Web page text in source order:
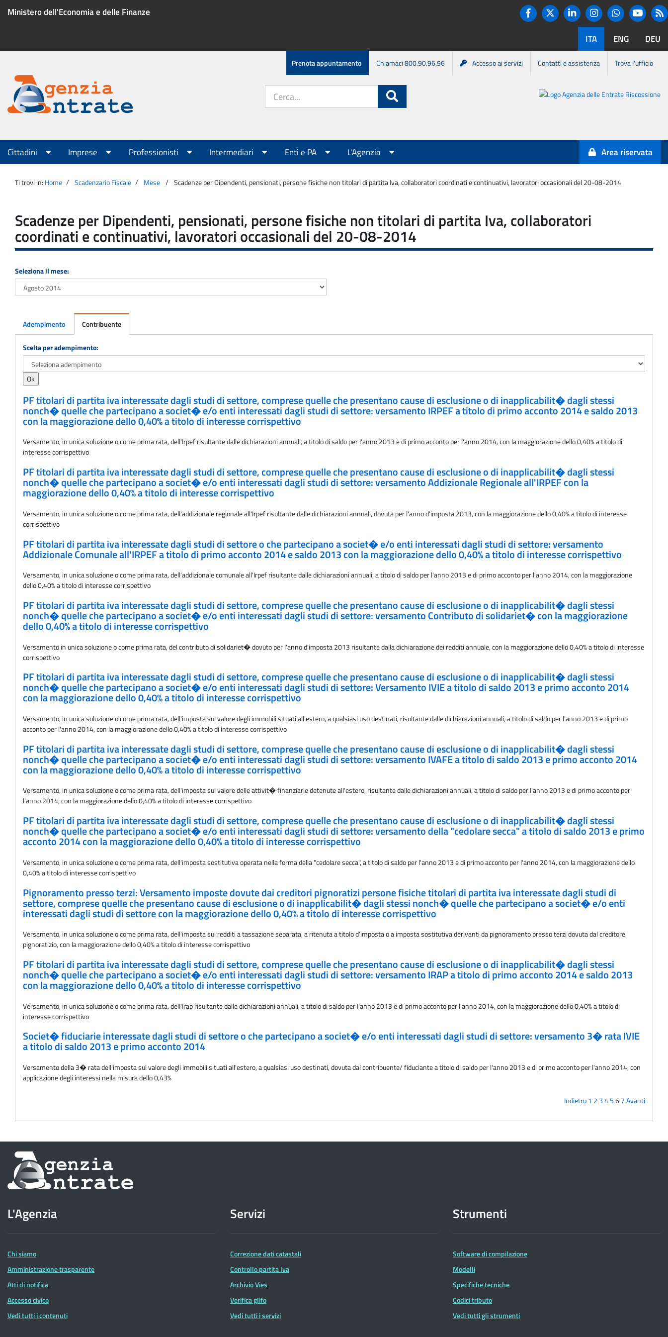
Ministero dell'Economia e delle Finanze
Twitter
LinkedinInstagram
ITA ENG DEU
Menu
servizio
Prenota appuntamento Chiamaci 800.90.96.96 Accesso ai servizi Contatti e assistenza Trova l'ufficio
Agenzia
Entrate
sito:
Agenzia
Entrate-
Riscossione
Menu
principale
Cittadini Imprese Professionisti Intermediari Enti e PA L'Agenzia Area riservata
Ti trovi in: Home Scadenzario Fiscale Mese Scadenze per Dipendenti, pensionati, persone fisiche non titolari di partita Iva, collaboratori coordinati e continuativi, lavoratori occasionali del 20-08-2014
Scadenze per Dipendenti, pensionati, persone fisiche non titolari di partita Iva, collaboratori
coordinati e continuativi, lavoratori occasionali del 20-08-2014
Seleziona il mese:
Adempimento Contribuente
Adempimento
Scelta per adempimento:
PF titolari di partita iva interessate dagli studi di settore, comprese quelle che presentano cause di esclusione o di inapplicabilit� dagli stessi
nonch� quelle che partecipano a societ� e/o enti interessati dagli studi di settore: versamento IRPEF a titolo di primo acconto 2014 e saldo 2013
con la maggiorazione dello 0,40% a titolo di interesse corrispettivo
Versamento, in unica soluzione o come prima rata, dell'Irpef risultante dalle dichiarazioni annuali, a titolo di saldo per l'anno 2013 e di primo acconto per l'anno 2014, con la maggiorazione dello 0,40% a titolo di
interesse corrispettivo
PF titolari di partita iva interessate dagli studi di settore, comprese quelle che presentano cause di esclusione o di inapplicabilit� dagli stessi
nonch� quelle che partecipano a societ� e/o enti interessati dagli studi di settore: versamento Addizionale Regionale all'IRPEF con la
maggiorazione dello 0,40% a titolo di interesse corrispettivo
Versamento, in unica soluzione o come prima rata, dell'addizionale regionale all'Irpef risultante dalle dichiarazioni annuali, dovuta per l'anno d'imposta 2013, con la maggiorazione dello 0,40% a titolo di interesse
corrispettivo
PF titolari di partita iva interessate dagli studi di settore o che partecipano a societ� e/o enti interessati dagli studi di settore: versamento
Addizionale Comunale all'IRPEF a titolo di primo acconto 2014 e saldo 2013 con la maggiorazione dello 0,40% a titolo di interesse corrispettivo
Versamento, in unica soluzione o come prima rata, dell'addizionale comunale all'Irpef risultante dalle dichiarazioni annuali, a titolo di saldo per l'anno 2013 e di primo acconto per l'anno 2014, con la maggiorazione
dello 0,40% a titolo di interesse corrispettivo
PF titolari di partita iva interessate dagli studi di settore, comprese quelle che presentano cause di esclusione o di inapplicabilit� dagli stessi
nonch� quelle che partecipano a societ� e/o enti interessati dagli studi di settore: versamento Contributo di solidariet� con la maggiorazione
dello 0,40% a titolo di interesse corrispettivo
Versamento in unica soluzione o come prima rata, del contributo di solidariet� dovuto per l'anno d'imposta 2013 risultante dalla dichiarazione dei redditi annuale, con la maggiorazione dello 0,40% a titolo di interesse
corrispettivo
PF titolari di partita iva interessate dagli studi di settore, comprese quelle che presentano cause di esclusione o di inapplicabilit� dagli stessi
nonch� quelle che partecipano a societ� e/o enti interessati dagli studi di settore: Versamento IVIE a titolo di saldo 2013 e primo acconto 2014
con la maggiorazione dello 0,40% a titolo di interesse corrispettivo
Versamento, in unica soluzione o come prima rata, dell'imposta sul valore degli immobili situati all'estero, a qualsiasi uso destinati, risultante dalle dichiarazioni annuali, a titolo di saldo per l'anno 2013 e di primo
acconto per l'anno 2014, con la maggiorazione dello 0,40% a titolo di interesse corrispettivo
PF titolari di partita iva interessate dagli studi di settore, comprese quelle che presentano cause di esclusione o di inapplicabilit� dagli stessi
nonch� quelle che partecipano a societ� e/o enti interessati dagli studi di settore: versamento IVAFE a titolo di saldo 2013 e primo acconto 2014
con la maggiorazione dello 0,40% a titolo di interesse corrispettivo
Versamento, in unica soluzione o come prima rata, dell'imposta sul valore delle attivit� finanziarie detenute all'estero, risultante dalle dichiarazioni annuali, a titolo di saldo per l'anno 2013 e di primo acconto per
l'anno 2014, con la maggiorazione dello 0,40% a titolo di interesse corrispettivo
PF titolari di partita iva interessate dagli studi di settore, comprese quelle che presentano cause di esclusione o di inapplicabilit� dagli stessi
nonch� quelle che partecipano a societ� e/o enti interessati dagli studi di settore: versamento della "cedolare secca" a titolo di saldo 2013 e primo
acconto 2014 con la maggiorazione dello 0,40% a titolo di interesse corrispettivo
Versamento, in unica soluzione o come prima rata, dell'imposta sostitutiva operata nella forma della "cedolare secca", a titolo di saldo per l'anno 2013 e di primo acconto per l'anno 2014, con la maggiorazione dello
0,40% a titolo di interesse corrispettivo
Pignoramento presso terzi: Versamento imposte dovute dai creditori pignoratizi persone fisiche titolari di partita iva interessate dagli studi di
settore, comprese quelle che presentano cause di esclusione o di inapplicabilit� dagli stessi nonch� quelle che partecipano a societ� e/o enti
interessati dagli studi di settore con la maggiorazione dello 0,40% a titolo di interesse corrispettivo
Versamento, in unica soluzione o come prima rata, dell'imposta sui redditi a tassazione separata, a ritenuta a titolo d'imposta o a imposta sostitutiva derivanti da pignoramento presso terzi dovuta dal creditore
pignoratizio, con la maggiorazione dello 0,40% a titolo di interesse corrispettivo
PF titolari di partita iva interessate dagli studi di settore, comprese quelle che presentano cause di esclusione o di inapplicabilit� dagli stessi
nonch� quelle che partecipano a societ� e/o enti interessati dagli studi di settore: versamento IRAP a titolo di primo acconto 2014 e saldo 2013
con la maggiorazione dello 0,40% a titolo di interesse corrispettivo
Versamento, in unica soluzione o come prima rata, delI'Irap risultante dalle dichiarazioni annuali, a titolo di saldo per l'anno 2013 e di primo acconto per l'anno 2014, con la maggiorazione dello 0,40% a titolo di
interesse corrispettivo
Societ� fiduciarie interessate dagli studi di settore o che partecipano a societ� e/o enti interessati dagli studi di settore: versamento 3� rata IVIE
a titolo di saldo 2013 e primo acconto 2014
Versamento della 3� rata dell'imposta sul valore degli immobili situati all'estero, a qualsiasi uso destinati, dovuta dal contribuente/ fiduciante a titolo di saldo per l'anno 2013 e di primo acconto per l'anno 2014, con
applicazione degli interessi nella misura dello 0,43%
Indietro1 2 34567Avanti
Informazioni
sul
dell'Agenzia
delle
Entrate
L'Agenzia
Chi siamo
Amministrazione trasparente
Atti di notifica
Accesso civico
Vedi tutti i contenuti
Servizi
Correzione dati catastali
Controllo partita Iva
Archivio Vies
Verifica glifo
Vedi tutti i servizi
Strumenti
Software di compilazione
Modelli
Specifiche tecniche
Codici tributo
Vedi tutti gli strumenti